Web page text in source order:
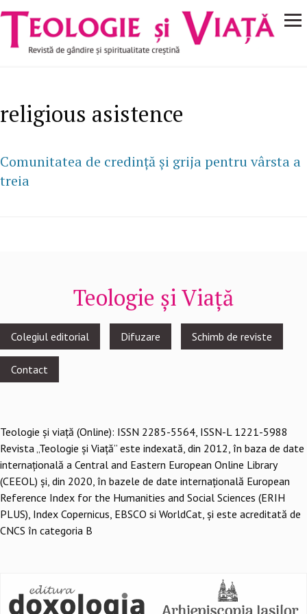
Mergi la conţinutul principal
Navigare
principală
religious asistence
Comunitatea de credință și grija pentru vârsta a
treia
Teologie și Viață
Footer
menu
Colegiul editorial Difuzare Schimb de reviste
Contact
Teologie şi viaţă (Online): ISSN 2285-5564, ISSN-L 1221-5988
Revista „Teologie și Viață” este indexată, din 2012, în baza de date
internațională a Central and Eastern European Online Library
(CEEOL) și, din 2020, în bazele de date internațională European
Reference Index for the Humanities and Social Sciences (ERIH
PLUS), Index Copernicus, EBSCO si WorldCat, și este acreditată de
CNCS în categoria B